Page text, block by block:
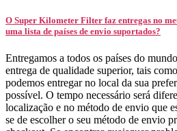
O Super Kilometer Filter faz entregas no
uma lista de países de envio suportados?
Entregamos a todos os países do
entrega de qualidade superior, tais
podemos entregar no local da sua
possível. O tempo necessário será
localização e no método de envio que
se de escolher o seu método de envio